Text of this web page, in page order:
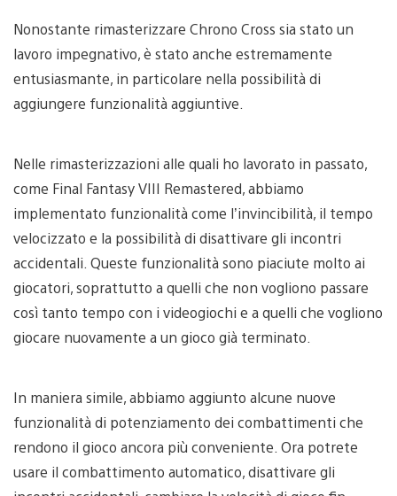
Nonostante rimasterizzare Chrono Cross sia stato un
lavoro impegnativo, è stato anche estremamente
entusiasmante, in particolare nella possibilità di
aggiungere funzionalità aggiuntive.
Nelle rimasterizzazioni alle quali ho lavorato in passato,
come Final Fantasy VIII Remastered, abbiamo
implementato funzionalità come l’invincibilità, il tempo
velocizzato e la possibilità di disattivare gli incontri
accidentali. Queste funzionalità sono piaciute molto ai
giocatori, soprattutto a quelli che non vogliono passare
così tanto tempo con i videogiochi e a quelli che vogliono
giocare nuovamente a un gioco già terminato.
In maniera simile, abbiamo aggiunto alcune nuove
funzionalità di potenziamento dei combattimenti che
rendono il gioco ancora più conveniente. Ora potrete
usare il combattimento automatico, disattivare gli